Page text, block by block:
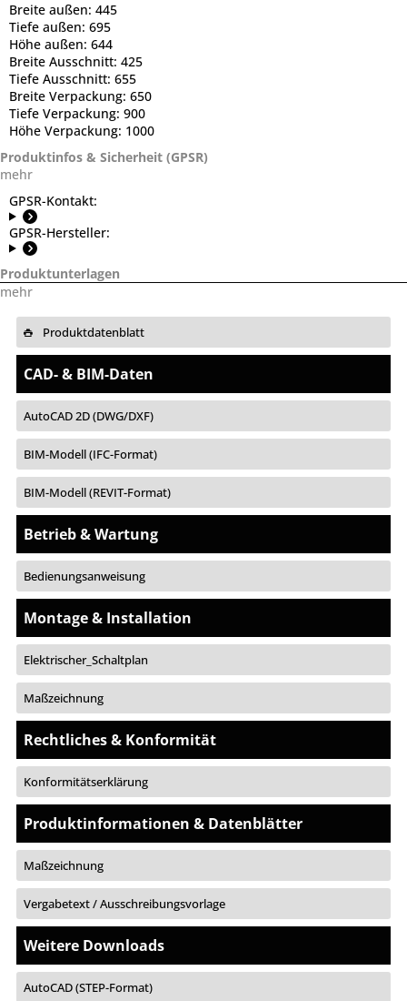
Breite außen: 445
Tiefe außen: 695
Höhe außen: 644
Breite Ausschnitt: 425
Tiefe Ausschnitt: 655
Breite Verpackung: 650
Tiefe Verpackung: 900
Höhe Verpackung: 1000
Produktinfos & Sicherheit (GPSR)
mehr
GPSR-Kontakt:
GPSR-Hersteller:
Produktunterlagen
mehr
Produktdatenblatt
CAD- & BIM-Daten
AutoCAD 2D (DWG/DXF)
BIM-Modell (IFC-Format)
BIM-Modell (REVIT-Format)
Betrieb & Wartung
Bedienungsanweisung
Montage & Installation
Elektrischer_Schaltplan
Maßzeichnung
Rechtliches & Konformität
Konformitätserklärung
Produktinformationen & Datenblätter
Maßzeichnung
Vergabetext / Ausschreibungsvorlage
Weitere Downloads
AutoCAD (STEP-Format)